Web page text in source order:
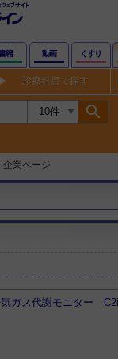
籍 動画 くすり
診療科目で探す
search
企業ページ
気ガス代謝モニター